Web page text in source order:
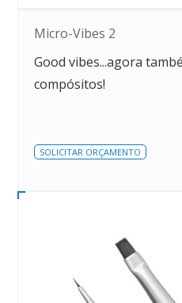
Micro-Vibes 2
Good vibes...agora
compósitos!
SOLICITAR ORÇAMENTO